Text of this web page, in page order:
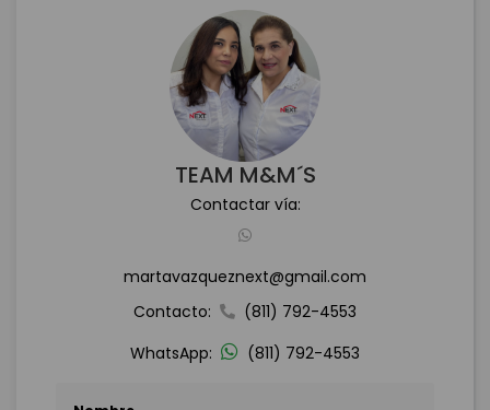
TEAM M&M´S
Contactar vía:
martavazqueznext@gmail.com
Contacto:
(811) 792-4553
WhatsApp:
(811) 792-4553